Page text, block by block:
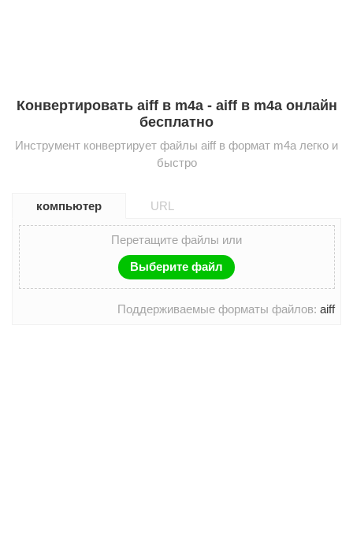
Конвертировать aiff в m4a - aiff в m4a онлайн
бесплатно
Инструмент конвертирует файлы aiff в формат m4a легко и
быстро
компьютер URL
Перетащите файлы или
Выберите файл
Поддерживаемые форматы файлов: aiff